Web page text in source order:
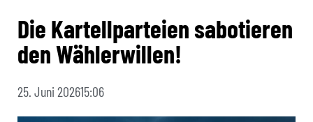
Die Kartellparteien sabotieren
den Wählerwillen!
25. Juni 202615:06